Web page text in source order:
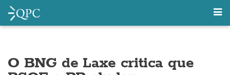
O BNG de Laxe critica que